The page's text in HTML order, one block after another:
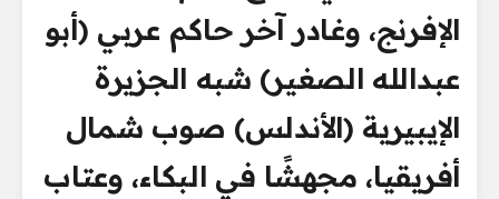
الإفرنج، وغادر آخر حاكم عربي (أبو
عبدالله الصغير) شبه الجزيرة
الإيبيرية (الأندلس) صوب شمال
أفريقيا، مجهشًا في البكاء، وعتاب